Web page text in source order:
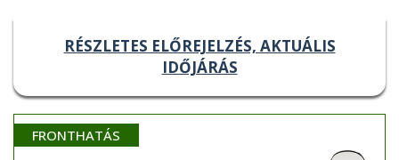
RÉSZLETES ELŐREJELZÉS, AKTUÁLIS
IDŐJÁRÁS
FRONTHATÁS